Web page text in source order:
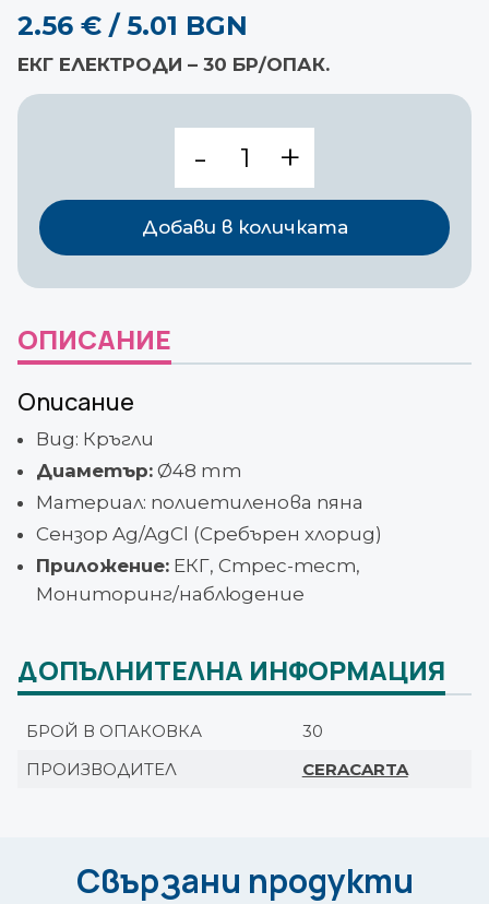
2.56 € / 5.01 BGN
ЕКГ ЕЛЕКТРОДИ – 30 БР/ОПАК.
ЕКГ
Ag/Ag
Cl
Ф
Добави в количката
ОПИСАНИЕ
Описание
Вид: Кръгли
Диаметър:Ø48 mm
Материал: полиетиленова пяна
Сензор Ag/AgCl (Сребърен хлорид)
Приложение:ЕКГ, Стрес-тест,
Мониторинг/наблюдение
ДОПЪЛНИТЕЛНА ИНФОРМАЦИЯ
БРОЙ В ОПАКОВКА
30
ПРОИЗВОДИТЕЛ
CERACARTA
Свързани продукти